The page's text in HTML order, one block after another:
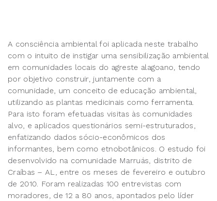
A consciência ambiental foi aplicada neste trabalho
com o intuito de instigar uma sensibilização ambiental
em comunidades locais do agreste alagoano, tendo
por objetivo construir, juntamente com a
comunidade, um conceito de educação ambiental,
utilizando as plantas medicinais como ferramenta.
Para isto foram efetuadas visitas às comunidades
alvo, e aplicados questionários semi-estruturados,
enfatizando dados sócio-econômicos dos
informantes, bem como etnobotânicos. O estudo foi
desenvolvido na comunidade Marruás, distrito de
Craíbas – AL, entre os meses de fevereiro e outubro
de 2010. Foram realizadas 100 entrevistas com
moradores, de 12 a 80 anos, apontados pelo líder